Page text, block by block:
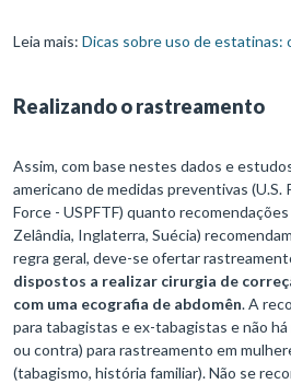
Leia mais: Dicas sobre uso de estatinas:
Realizando o rastreamento
Assim, com base nestes dados e
americano de medidas preventivas (U.S.
Force - USPFTF) quanto
Zelândia, Inglaterra, Suécia)
regra geral, deve-se ofertar
dispostos a realizar cirurgia de
com uma ecografia de abdomên. A
para tabagistas e ex-tabagistas e não
ou contra) para rastreamento em
(tabagismo, história familiar). Não se